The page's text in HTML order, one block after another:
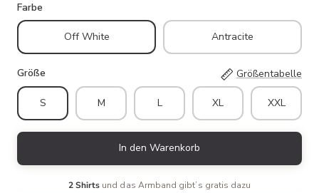
Farbe
Off White Antracite
Größe Größentabelle
S M L XL XXL
In den Warenkorb
2 Shirts und das Armband gibt’s gratis dazu